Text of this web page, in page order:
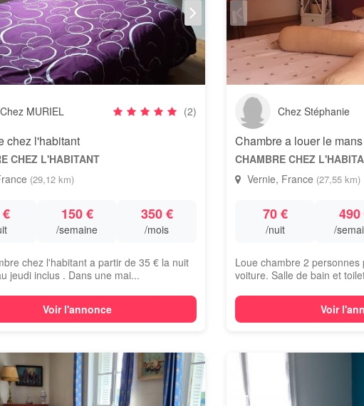
Chez MURIEL (2)
chez l'habitant
CHEZ L'HABITANT
(29,12 km)
150 €
/semaine
350 €
/mois
chez l'habitant a partir de 35 € la nuit
jeudi inclus . Dans une mai...
Voir l'annonce
Chez Stéphanie
Chambre a louer le mans
CHAMBRE CHEZ
Vernie, France (27,55 km)
70 €
/nuit
490
/
Loue chambre 2
voiture. Salle de bain et
Voir